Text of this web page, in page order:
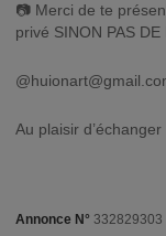
📷 Merci de te
privé SINON PAS DE
@
Au plaisir d’échanger
Annonce N° 332829303